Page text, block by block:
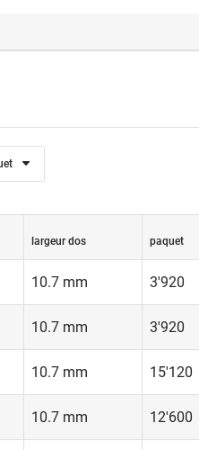
largeur dos paquet
10.7 mm 3'920
10.7 mm 3'920
10.7 mm 15'120
10.7 mm 12'600